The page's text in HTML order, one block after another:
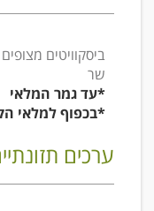
ביסקוויטים
שר
*עד גמר המלאי
*בכפוף למלאי
ערכים